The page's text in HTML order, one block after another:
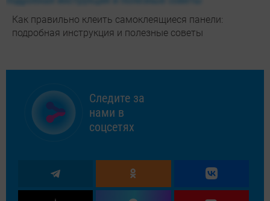
Как правильно клеить самоклеящиеся панели:
подробная инструкция и полезные советы
Следите за
нами в
соцсетях